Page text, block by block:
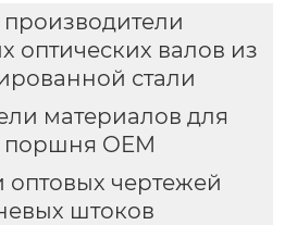
оптических валов из
стали
материалов для
поршня OEM
чертежей
штоков